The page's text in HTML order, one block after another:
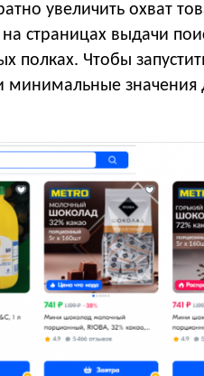
увеличить охват
страницах выдачи
полках. Чтобы
минимальные значения